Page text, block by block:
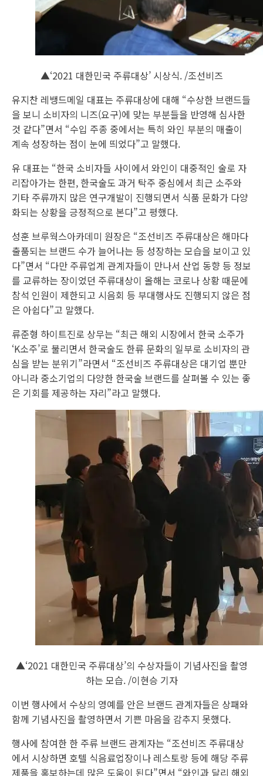
▲‘2021 대한민국 주류대상’ 시상식. /조선비즈
유지찬 레뱅드메일 대표는 주류대상에 대해 “수상한 브랜드들
을 보니 소비자의 니즈(요구)에 맞는 부분들을 반영해 심사한
것 같다”면서 “수입 주종 중에서는 특히 와인 부분의 매출이
계속 성장하는 점이 눈에 띄었다”고 말했다.
유 대표는 “한국 소비자들 사이에서 와인이 대중적인 술로 자
리잡아가는 한편, 한국술도 과거 탁주 중심에서 최근 소주와
기타 주류까지 많은 연구개발이 진행되면서 식품 문화가 다양
화되는 상황을 긍정적으로 본다”고 평했다.
성훈 브루웍스아카데미 원장은 “조선비즈 주류대상은 해마다
출품되는 브랜드 수가 늘어나는 등 성장하는 모습을 보이고 있
다”면서 “다만 주류업계 관계자들이 만나서 산업 동향 등 정보
를 교류하는 장이었던 주류대상이 올해는 코로나 상황 때문에
참석 인원이 제한되고 시음회 등 부대행사도 진행되지 않은 점
은 아쉽다”고 말했다.
류준형 하이트진로 상무는 “최근 해외 시장에서 한국 소주가
‘K소주’로 불리면서 한국술도 한류 문화의 일부로 소비자의 관
심을 받는 분위기”라면서 “조선비즈 주류대상은 대기업 뿐만
아니라 중소기업의 다양한 한국술 브랜드를 살펴볼 수 있는 좋
은 기회를 제공하는 자리”라고 말했다.
▲‘2021 대한민국 주류대상’의 수상자들이 기념사진을 촬영
하는 모습. /이현승 기자
이번 행사에서 수상의 영예를 안은 브랜드 관계자들은 상패와
함께 기념사진을 촬영하면서 기쁜 마음을 감추지 못했다.
행사에 참여한 한 주류 브랜드 관계자는 “조선비즈 주류대상
에서 시상하면 호텔 식음료업장이나 레스토랑 등에 해당 주류
제품을 홍보하는데 많은 도움이 된다”면서 “와인과 달리 해외